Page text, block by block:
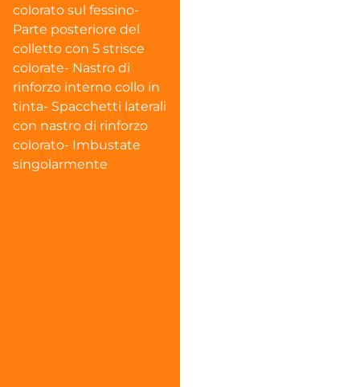
colorato sul fessino-
Parte posteriore del
colletto con 5 strisce
colorate- Nastro di
rinforzo interno collo in
tinta- Spacchetti laterali
con nastro di rinforzo
colorato- Imbustate
singolarmente